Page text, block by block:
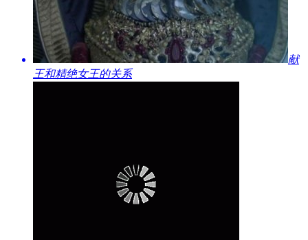
​献
王和精绝女王的关系